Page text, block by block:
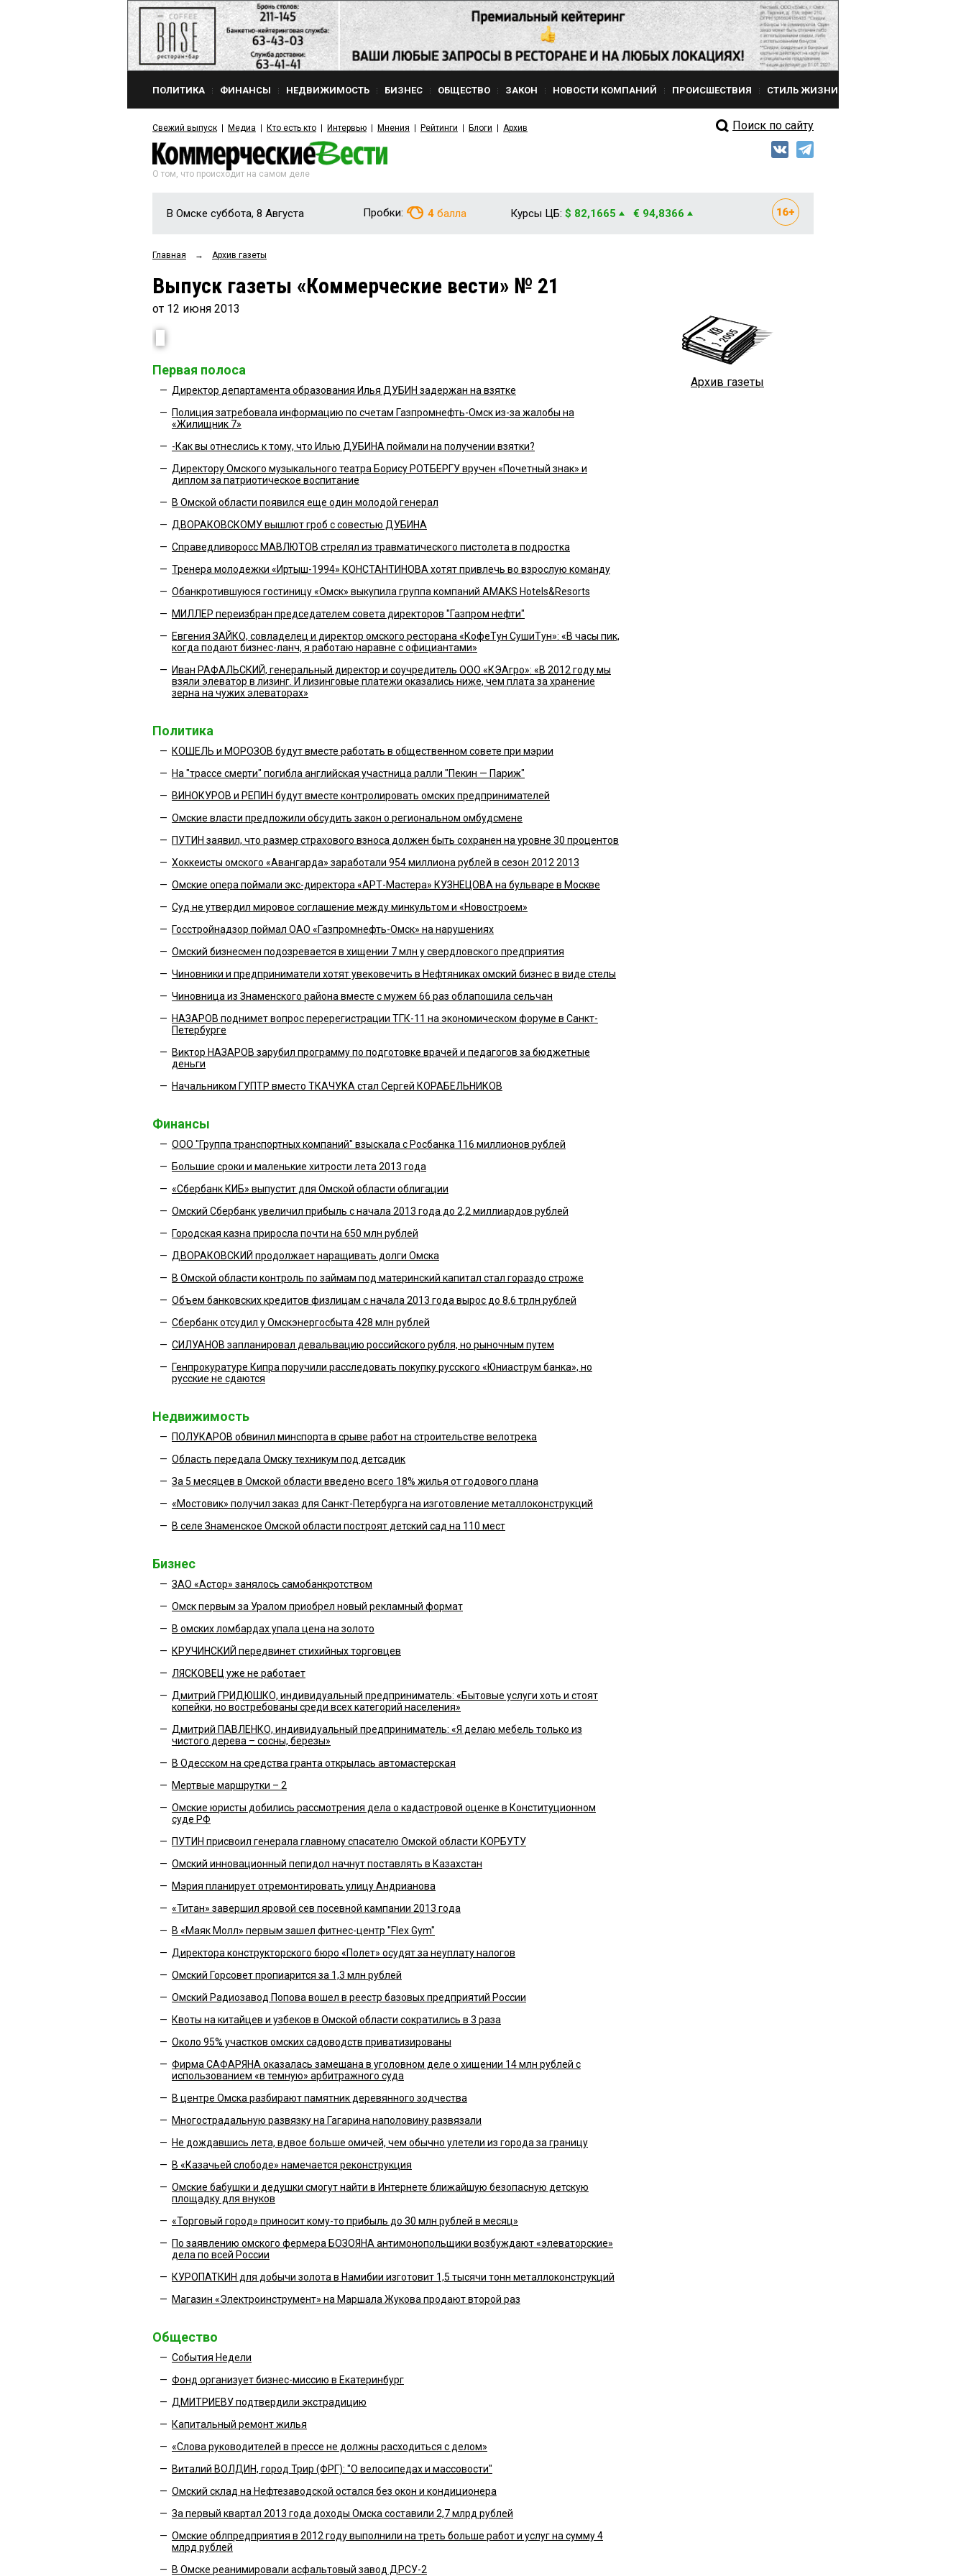
ПОЛИТИКА ФИНАНСЫ НЕДВИЖИМОСТЬ БИЗНЕС ОБЩЕСТВО ЗАКОН НОВОСТИ КОМПАНИЙ ПРОИСШЕСТВИЯ СТИЛЬ ЖИЗНИ
Свежий выпуск Медиа Кто есть кто Интервью Мнения Рейтинги Блоги Архив Поиск по сайту
О том, что происходит на самом деле
В Омске суббота, 8 Августа Пробки: 4 балла Курсы ЦБ: $ 82,1665 € 94,8366
Главная → Архив газеты
Выпуск газеты «Коммерческие вести» № 21
от 12 июня 2013
Первая полоса
— Директор департамента образования Илья ДУБИН задержан на взятке
— Полиция затребовала информацию по счетам Газпромнефть-Омск из-за жалобы на
«Жилищник 7»
— -Как вы отнеслись к тому, что Илью ДУБИНА поймали на получении взятки?
— Директору Омского музыкального театра Борису РОТБЕРГУ вручен «Почетный знак» и
диплом за патриотическое воспитание
— В Омской области появился еще один молодой генерал
— ДВОРАКОВСКОМУ вышлют гроб с совестью ДУБИНА
— Справедливоросс МАВЛЮТОВ стрелял из травматического пистолета в подростка
— Тренера молодежки «Иртыш-1994» КОНСТАНТИНОВА хотят привлечь во взрослую команду
— Обанкротившуюся гостиницу «Омск» выкупила группа компаний AMAKS Hotels&Resorts
— МИЛЛЕР переизбран председателем совета директоров "Газпром нефти"
— Евгения ЗАЙКО, совладелец и директор омского ресторана «КофеТун СушиТун»: «В часы пик,
когда подают бизнес-ланч, я работаю наравне с официантами»
— Иван РАФАЛЬСКИЙ, генеральный директор и соучредитель ООО «КЭАгро»: «В 2012 году мы
взяли элеватор в лизинг. И лизинговые платежи оказались ниже, чем плата за хранение
зерна на чужих элеваторах»
Политика
— КОШЕЛЬ и МОРОЗОВ будут вместе работать в общественном совете при мэрии
— На "трассе смерти" погибла английская участница ралли "Пекин — Париж"
— ВИНОКУРОВ и РЕПИН будут вместе контролировать омских предпринимателей
— Омские власти предложили обсудить закон о региональном омбудсмене
— ПУТИН заявил, что размер страхового взноса должен быть сохранен на уровне 30 процентов
— Хоккеисты омского «Авангарда» заработали 954 миллиона рублей в сезон 2012 2013
— Омские опера поймали экс-директора «АРТ-Мастера» КУЗНЕЦОВА на бульваре в Москве
— Суд не утвердил мировое соглашение между минкультом и «Новостроем»
— Госстройнадзор поймал ОАО «Газпромнефть-Омск» на нарушениях
— Омский бизнесмен подозревается в хищении 7 млн у свердловского предприятия
— Чиновники и предприниматели хотят увековечить в Нефтяниках омский бизнес в виде стелы
— Чиновница из Знаменского района вместе с мужем 66 раз облапошила сельчан
— НАЗАРОВ поднимет вопрос перерегистрации ТГК-11 на экономическом форуме в Санкт-
Петербурге
— Виктор НАЗАРОВ зарубил программу по подготовке врачей и педагогов за бюджетные
деньги
— Начальником ГУПТР вместо ТКАЧУКА стал Сергей КОРАБЕЛЬНИКОВ
Финансы
— ООО "Группа транспортных компаний" взыскала с Росбанка 116 миллионов рублей
— Большие сроки и маленькие хитрости лета 2013 года
— «Сбербанк КИБ» выпустит для Омской области облигации
— Омский Сбербанк увеличил прибыль с начала 2013 года до 2,2 миллиардов рублей
— Городская казна приросла почти на 650 млн рублей
— ДВОРАКОВСКИЙ продолжает наращивать долги Омска
— В Омской области контроль по займам под материнский капитал стал гораздо строже
— Объем банковских кредитов физлицам с начала 2013 года вырос до 8,6 трлн рублей
— Сбербанк отсудил у Омскэнергосбыта 428 млн рублей
— СИЛУАНОВ запланировал девальвацию российского рубля, но рыночным путем
— Генпрокуратуре Кипра поручили расследовать покупку русского «Юниаструм банка», но
русские не сдаются
Недвижимость
— ПОЛУКАРОВ обвинил минспорта в срыве работ на строительстве велотрека
— Область передала Омску техникум под детсадик
— За 5 месяцев в Омской области введено всего 18% жилья от годового плана
— «Мостовик» получил заказ для Санкт-Петербурга на изготовление металлоконструкций
— В селе Знаменское Омской области построят детский сад на 110 мест
Бизнес
— ЗАО «Астор» занялось самобанкротством
— Омск первым за Уралом приобрел новый рекламный формат
— В омских ломбардах упала цена на золото
— КРУЧИНСКИЙ передвинет стихийных торговцев
— ЛЯСКОВЕЦ уже не работает
— Дмитрий ГРИДЮШКО, индивидуальный предприниматель: «Бытовые услуги хоть и стоят
копейки, но востребованы среди всех категорий населения»
— Дмитрий ПАВЛЕНКО, индивидуальный предприниматель: «Я делаю мебель только из
чистого дерева – сосны, березы»
— В Одесском на средства гранта открылась автомастерская
— Мертвые маршрутки – 2
— Омские юристы добились рассмотрения дела о кадастровой оценке в Конституционном
суде РФ
— ПУТИН присвоил генерала главному спасателю Омской области КОРБУТУ
— Омский инновационный пепидол начнут поставлять в Казахстан
— Мэрия планирует отремонтировать улицу Андрианова
— «Титан» завершил яровой сев посевной кампании 2013 года
— В «Маяк Молл» первым зашел фитнес-центр "Flex Gym"
— Директора конструкторского бюро «Полет» осудят за неуплату налогов
— Омский Горсовет пропиарится за 1,3 млн рублей
— Омский Радиозавод Попова вошел в реестр базовых предприятий России
— Квоты на китайцев и узбеков в Омской области сократились в 3 раза
— Около 95% участков омских садоводств приватизированы
— Фирма САФАРЯНА оказалась замешана в уголовном деле о хищении 14 млн рублей с
использованием «в темную» арбитражного суда
— В центре Омска разбирают памятник деревянного зодчества
— Многострадальную развязку на Гагарина наполовину развязали
— Не дождавшись лета, вдвое больше омичей, чем обычно улетели из города за границу
— В «Казачьей слободе» намечается реконструкция
— Омские бабушки и дедушки смогут найти в Интернете ближайшую безопасную детскую
площадку для внуков
— «Торговый город» приносит кому-то прибыль до 30 млн рублей в месяц»
— По заявлению омского фермера БОЗОЯНА антимонопольщики возбуждают «элеваторские»
дела по всей России
— КУРОПАТКИН для добычи золота в Намибии изготовит 1,5 тысячи тонн металлоконструкций
— Магазин «Электроинструмент» на Маршала Жукова продают второй раз
Общество
— События Недели
— Фонд организует бизнес-миссию в Екатеринбург
— ДМИТРИЕВУ подтвердили экстрадицию
— Капитальный ремонт жилья
— «Слова руководителей в прессе не должны расходиться с делом»
— Виталий ВОЛДИН, город Трир (ФРГ): "О велосипедах и массовости"
— Омский склад на Нефтезаводской остался без окон и кондиционера
— За первый квартал 2013 года доходы Омска составили 2,7 млрд рублей
— Омские облпредприятия в 2012 году выполнили на треть больше работ и услуг на сумму 4
млрд рублей
— В Омске реанимировали асфальтовый завод ДРСУ-2
Архив газеты